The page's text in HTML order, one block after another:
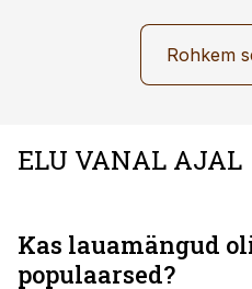
Rohkem
ELU VANAL AJAL
Kas lauamängud
populaarsed?